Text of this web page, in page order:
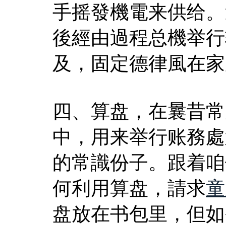
手摇發機電来供给
後經由過程总機举
及，固定德律風在
四、算盘，在曩昔
中，用来举行账務
的常識份子。跟着
何利用算盘，請求
盘放在书包里，但